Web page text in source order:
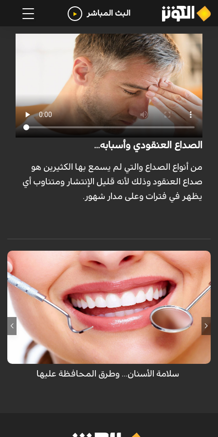
البث المباشر
الصداع العنقودي وأسبابه...
من أنواع الصداع والتي لم يسمع بها الكثيرين هو
صداع العنقود وذلك لأنه قليل الإنتشار ومتناوب أي
يظهر في فترات وعلى مدار شهور.
لم يهب الله عضو للإنسان مرتين سوى الأسنان والتي تظهر للمرة الأولى كأسنان
لبنية ثم تسقط ويخرج مكانها أسناننا العادية ولكن تفريش الأسنان كل يوم غير
كافي للمحافظة عليها ولكن هناك طرق أخرى يجب إتباعها.
سلامة الأسنان... وطرق المحافظة عليها